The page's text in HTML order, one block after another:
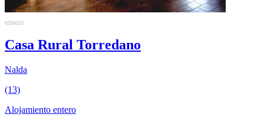
Casa Rural Torredano
Nalda
(13)
Alojamiento entero